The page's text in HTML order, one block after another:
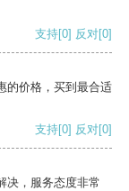
支持[0] 反对[0]
的价格，买到最合适
支持[0] 反对[0]
决，服务态度非常